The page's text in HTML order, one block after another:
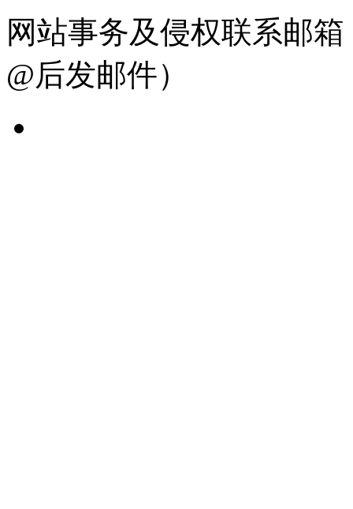
网站事务及侵权联系邮箱
@后发邮件）